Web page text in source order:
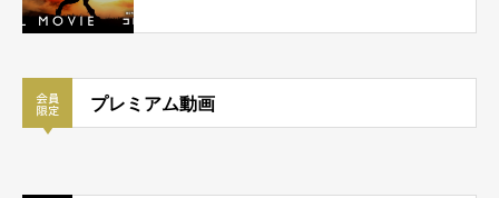
プレミアム動画